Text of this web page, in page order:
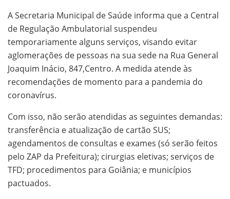
A Secretaria Municipal de Saúde informa que a Central
de Regulação Ambulatorial suspendeu
temporariamente alguns serviços, visando evitar
aglomerações de pessoas na sua sede na Rua General
Joaquim Inácio, 847,Centro. A medida atende às
recomendações de momento para a pandemia do
coronavírus.
Com isso, não serão atendidas as seguintes demandas:
transferência e atualização de cartão SUS;
agendamentos de consultas e exames (só serão feitos
pelo ZAP da Prefeitura); cirurgias eletivas; serviços de
TFD; procedimentos para Goiânia; e municípios
pactuados.